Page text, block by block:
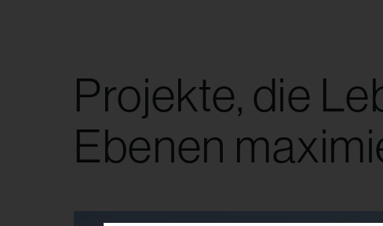
Projekte, die
Ebenen